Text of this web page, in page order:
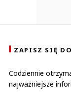
ZAPISZ SIĘ
Codziennie
najważniejsze